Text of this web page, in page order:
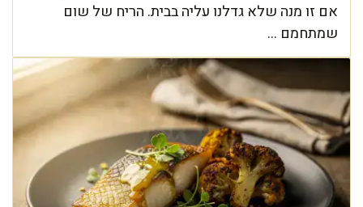
אם זו מנה שלא גדלנו עליה בבית. הריח של שום
שמתחמם ...